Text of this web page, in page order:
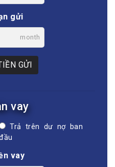
gửi
month
GỬI
vay
Trả trên dư nợ ban
vay